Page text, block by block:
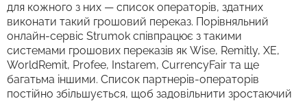
для кожного з них — список операторів, здатних
виконати такий грошовий переказ. Порівняльний
онлайн-сервіс Strumok співпрацює з такими
системами грошових переказів як Wise, Remitly, XE,
WorldRemit, Profee, Instarem, CurrencyFair та ще
багатьма іншими. Список партнерів-операторів
постійно збільшується, щоб задовільнити зростаючий